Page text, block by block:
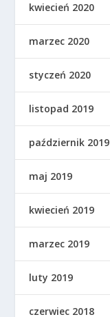
kwiecień 2020
marzec 2020
styczeń 2020
listopad 2019
październik 2019
maj 2019
kwiecień 2019
marzec 2019
luty 2019
czerwiec 2018